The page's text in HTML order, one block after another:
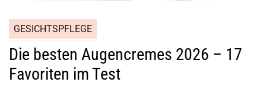
GESICHTSPFLEGE
Die besten Augencremes 2026 – 17
Favoriten im Test